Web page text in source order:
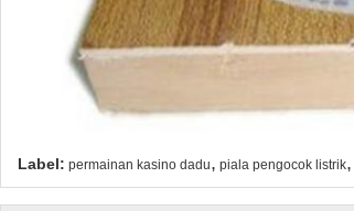
Label: permainan kasino dadu, piala pengocok listrik,